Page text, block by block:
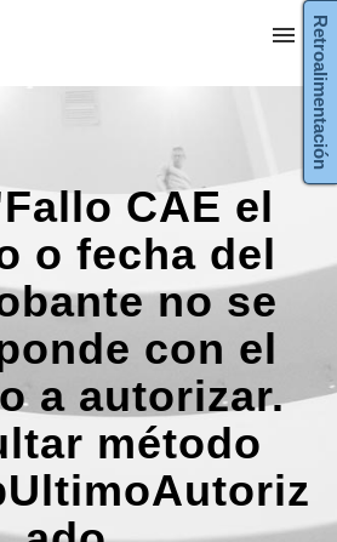
CAE el
o fecha del
no se
con el
a autorizar.
método
Retroalimentación